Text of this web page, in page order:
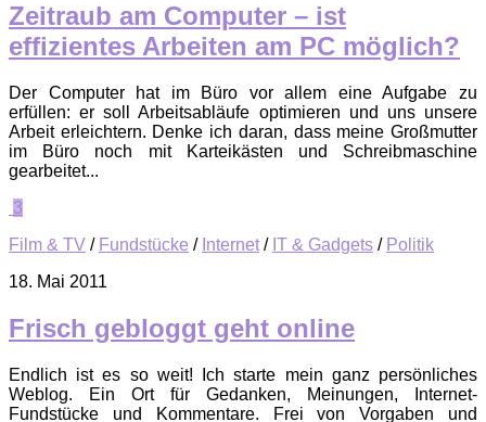
Zeitraub am Computer – ist
effizientes Arbeiten am PC möglich?
Der Computer hat im Büro vor allem eine Aufgabe zu
erfüllen: er soll Arbeitsabläufe optimieren und uns unsere
Arbeit erleichtern. Denke ich daran, dass meine Großmutter
im Büro noch mit Karteikästen und Schreibmaschine
gearbeitet...
3
Film & TV / Fundstücke / Internet / IT & Gadgets / Politik
18. Mai 2011
Frisch gebloggt geht online
Endlich ist es so weit! Ich starte mein ganz persönliches
Weblog. Ein Ort für Gedanken, Meinungen, Internet-
Fundstücke und Kommentare. Frei von Vorgaben und